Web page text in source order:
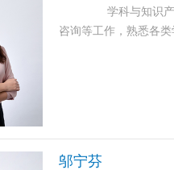
学科与知识产权咨
咨询等工作，熟悉各
邬宁芬